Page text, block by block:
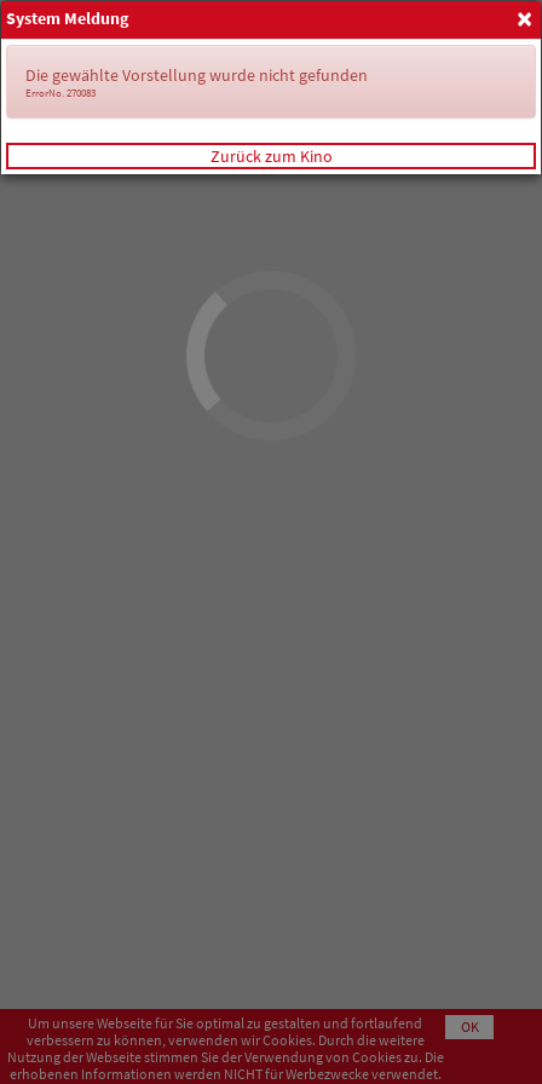
Anmelden
Um unsere Webseite für Sie optimal zu gestalten und fortlaufend
verbessern zu können, verwenden wir Cookies. Durch die weitere
Nutzung der Webseite stimmen Sie der Verwendung von Cookies zu. Die
erhobenen Informationen werden NICHT für Werbezwecke verwendet.
OK
×
System Meldung
Die gewählte Vorstellung wurde nicht gefunden
ErrorNo. 270083
Zurück zum Kino